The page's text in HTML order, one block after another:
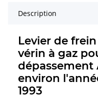
Description
Levier de
vérin à gaz
dépassement
environ
1993